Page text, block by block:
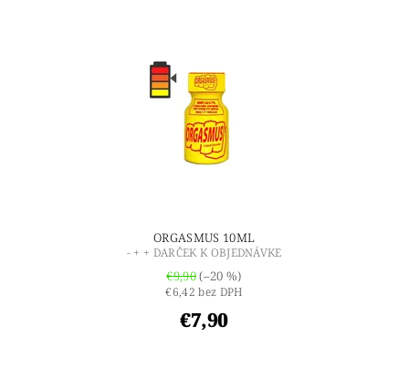
ORGASMUS 10ML
- + + DARČEK K OBJEDNÁVKE
€9,90(–20 %)
€6,42 bez DPH
€7,90